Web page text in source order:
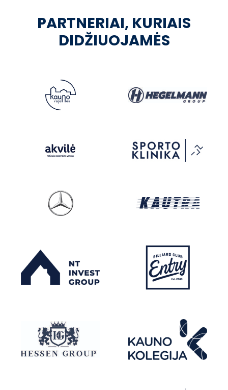
PARTNERIAI, KURIAIS
DIDŽIUOJAMĖS